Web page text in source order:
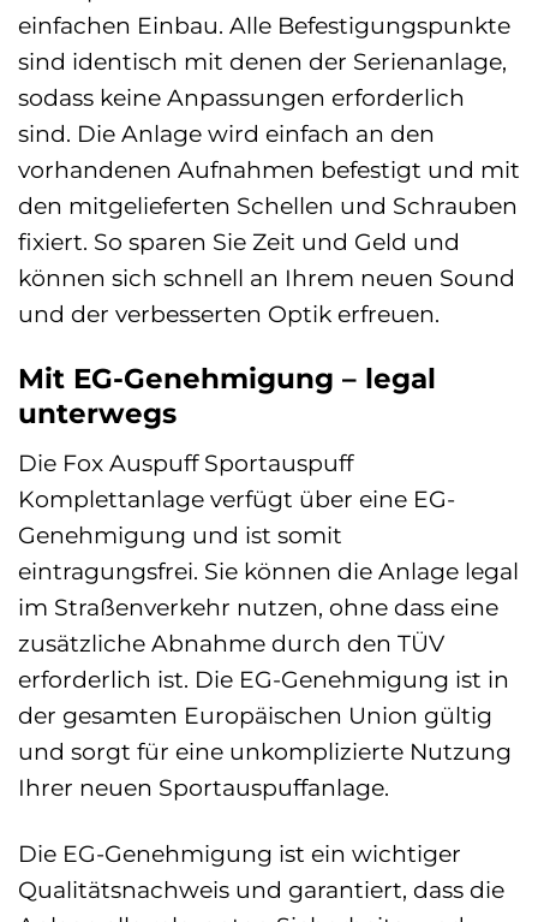
einfachen Einbau. Alle Befestigungspunkte
sind identisch mit denen der Serienanlage,
sodass keine Anpassungen erforderlich
sind. Die Anlage wird einfach an den
vorhandenen Aufnahmen befestigt und mit
den mitgelieferten Schellen und Schrauben
fixiert. So sparen Sie Zeit und Geld und
können sich schnell an Ihrem neuen Sound
und der verbesserten Optik erfreuen.
Mit EG-Genehmigung – legal
unterwegs
Die Fox Auspuff Sportauspuff
Komplettanlage verfügt über eine EG-
Genehmigung und ist somit
eintragungsfrei. Sie können die Anlage legal
im Straßenverkehr nutzen, ohne dass eine
zusätzliche Abnahme durch den TÜV
erforderlich ist. Die EG-Genehmigung ist in
der gesamten Europäischen Union gültig
und sorgt für eine unkomplizierte Nutzung
Ihrer neuen Sportauspuffanlage.
Die EG-Genehmigung ist ein wichtiger
Qualitätsnachweis und garantiert, dass die